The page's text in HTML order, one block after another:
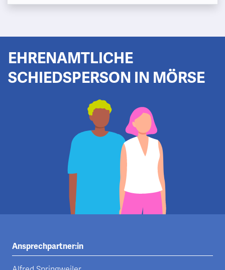
EHRENAMTLICHE
SCHIEDSPERSON IN MÖRSE
Ansprechpartner:in